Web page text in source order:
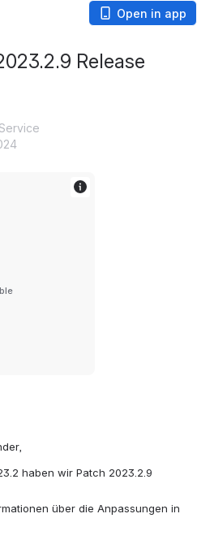
Open in app
Release
haben wir Patch 2023.2.9
über die Anpassungen in